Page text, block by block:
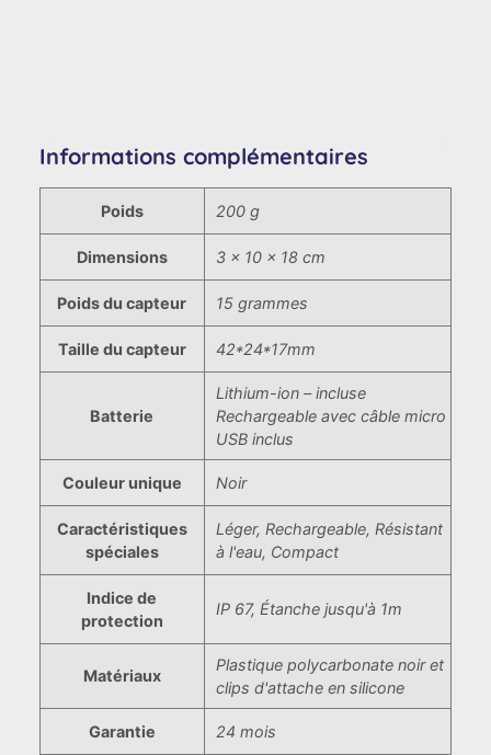
Informations complémentaires
Poids 200 g
Dimensions 3 × 10 × 18 cm
Poids du capteur 15 grammes
Taille du capteur 42*24*17mm
Batterie
Lithium-ion – incluse
Rechargeable avec câble micro
USB inclus
Couleur unique Noir
Caractéristiques
spéciales
Léger, Rechargeable, Résistant
à l'eau, Compact
Indice de
protection
IP 67, Étanche jusqu'à 1m
Matériaux
Plastique polycarbonate noir et
clips d'attache en silicone
Garantie 24 mois